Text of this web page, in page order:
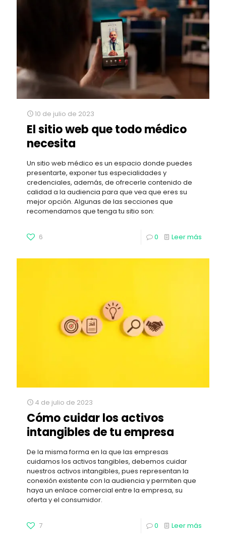
10 de julio de 2023
El sitio web que todo médico
necesita
Un sitio web médico es un espacio donde puedes
presentarte, exponer tus especialidades y
credenciales, además, de ofrecerle contenido de
calidad a la audiencia para que vea que eres su
mejor opción. Algunas de las secciones que
recomendamos que tenga tu sitio son:
6 0 Leer más
4 de julio de 2023
Cómo cuidar los activos
intangibles de tu empresa
De la misma forma en la que las empresas
cuidamos los activos tangibles, debemos cuidar
nuestros activos intangibles, pues representan la
conexión existente con la audiencia y permiten que
haya un enlace comercial entre la empresa, su
oferta y el consumidor.
7 0 Leer más